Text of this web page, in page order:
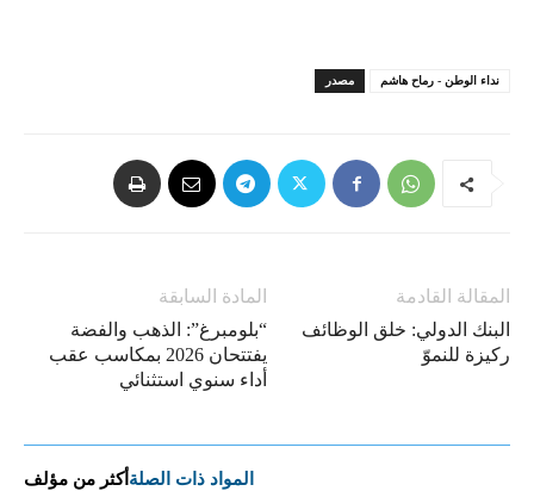
مصدر نداء الوطن - رماح هاشم
المادة السابقة
“بلومبرغ”: الذهب والفضة
يفتتحان 2026 بمكاسب عقب
أداء سنوي استثنائي
المقالة القادمة
البنك الدولي: خلق الوظائف
ركيزة للنموّ
المواد ذات الصلة أكثر من مؤلف